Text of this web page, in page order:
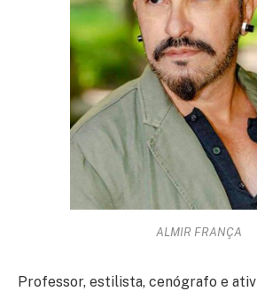
ALMIR FRANÇA
Professor, estilista, cenógrafo e